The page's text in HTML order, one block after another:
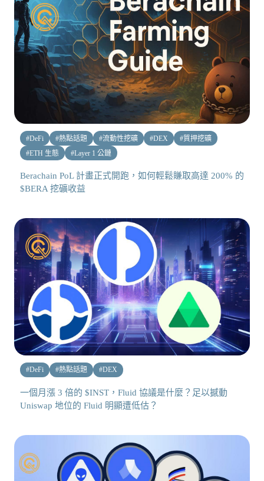
#DeFi #熱點話題 #流動性挖礦 #DEX #質押挖礦
#ETH 生態 #Layer 1 公鏈
Berachain PoL 計畫正式開跑，如何輕鬆賺取高達 200% 的
$BERA 挖礦收益
#DeFi #熱點話題 #DEX
一個月漲 3 倍的 $INST，Fluid 協議是什麼？足以撼動
Uniswap 地位的 Fluid 明顯遭低估？